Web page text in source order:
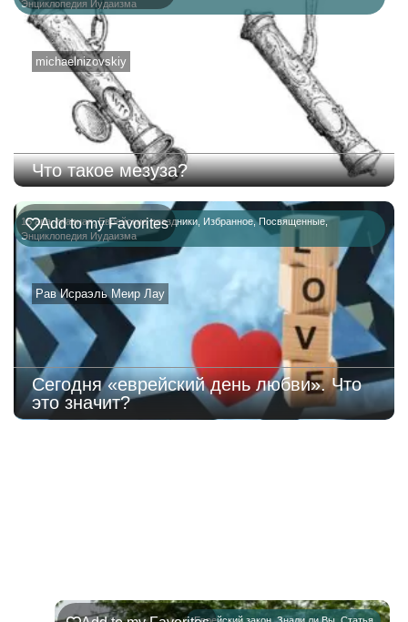
Энциклопедия Иудаизма
michaelnizovskiy
Что такое мезуза?
15 ава,главная,Еврейские праздники, Избранное,Посвященные,
Энциклопедия Иудаизма
Рав Исраэль Меир Лау
Add to my Favorites
Сегодня «еврейский день любви». Что
это значит?
Ръэ